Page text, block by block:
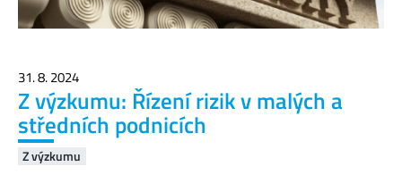
31. 8. 2024
Z výzkumu: Řízení rizik v malých a
středních podnicích
Z výzkumu